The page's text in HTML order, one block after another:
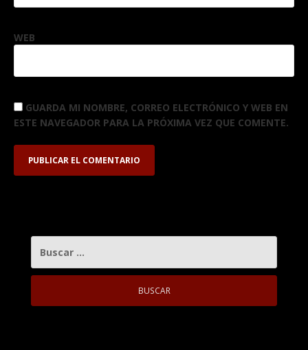
WEB
GUARDA MI NOMBRE, CORREO ELECTRÓNICO Y WEB EN
ESTE NAVEGADOR PARA LA PRÓXIMA VEZ QUE COMENTE.